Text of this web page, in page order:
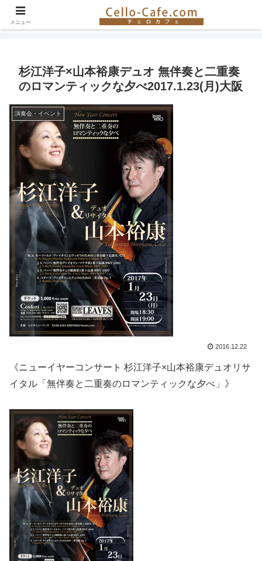
チェロ奏者やチェロ教室の紹介、イベント情報など。チェロの楽しさを伝える
サイト！
杉江洋子×山本裕康デュオ 無伴奏と二重奏
のロマンティックな夕べ2017.1.23(月)大阪
演奏会・イベント
2016.12.22
《ニューイヤーコンサート 杉江洋子×山本裕康デュオリサ
イタル「無伴奏と二重奏のロマンティックな夕べ」》
メニュー